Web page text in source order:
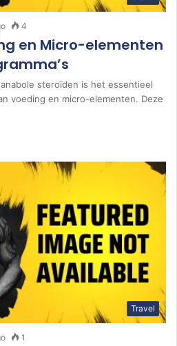
4
en Micro-elementen
steroïden is het essentieel
voeding en micro-elementen. Deze
Travel
1